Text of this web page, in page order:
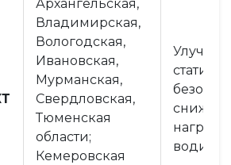
Архангельская,
Владимирская,
Вологодская,
Ивановская,
Мурманская,
Свердловская,
Тюменская
области;
Кемеровская